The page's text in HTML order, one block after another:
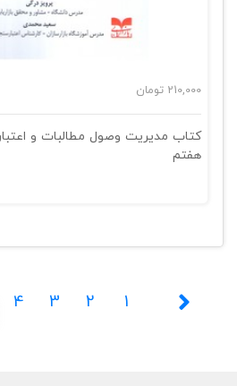
210,000 تومان
کتاب مدیریت وصول مطالبات و
هفتم
1
2
3
4